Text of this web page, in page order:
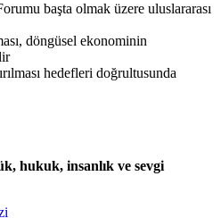
başta olmak üzere uluslararası
döngüsel ekonominin
hedefleri doğrultusunda
hukuk, insanlık ve sevgi